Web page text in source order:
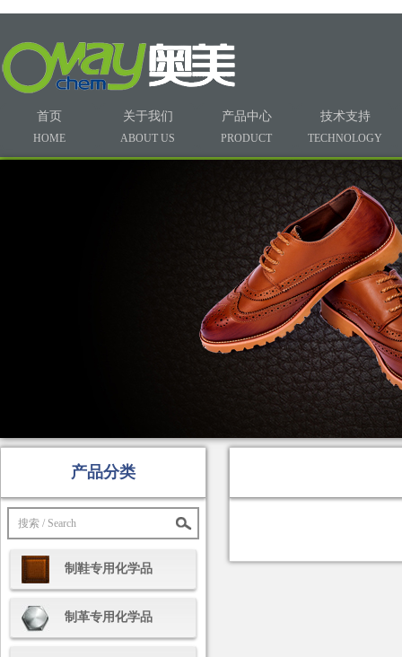
首页
HOME
关于我们
ABOUT US
产品中心
PRODUCT
技术支持
TECHNOLOGY
产品分类
制鞋专用化学品
制革专用化学品